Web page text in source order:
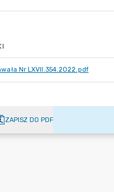
Nr LXVII.354.2022.pdf
ZAPISZ DO PDF